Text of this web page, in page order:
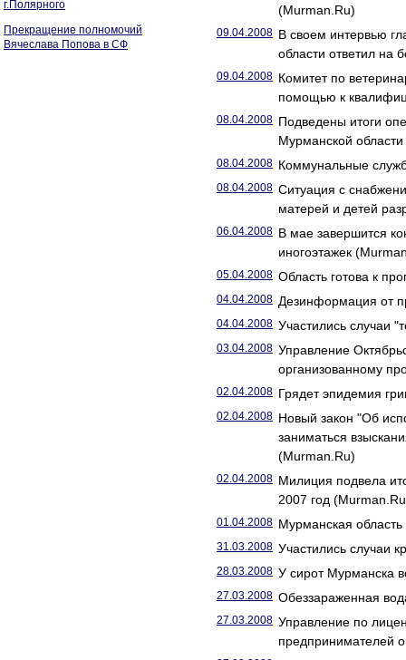
г.Полярного
Прекращение полномочий
Вячеслава Попова в СФ
(Murman.Ru)
09.04.2008 В своем интервью
области ответил на
09.04.2008 Комитет по
помощью к
08.04.2008 Подведены итоги
Мурманской
08.04.2008 Коммунальные
08.04.2008 Ситуация с
матерей и детей
06.04.2008 В мае завершится
иногоэтажек
05.04.2008 Область готова к
04.04.2008 Дезинформация от
04.04.2008 Участились случаи
03.04.2008 Управление
организованному
02.04.2008 Грядет эпидемия
02.04.2008 Новый закон "Об
заниматься
(Murman.Ru)
02.04.2008 Милиция подвела
2007 год
01.04.2008 Мурманская
31.03.2008 Участились случаи
28.03.2008 У сирот Мурманска
27.03.2008 Обеззараженная
27.03.2008 Управление по
предпринимателей